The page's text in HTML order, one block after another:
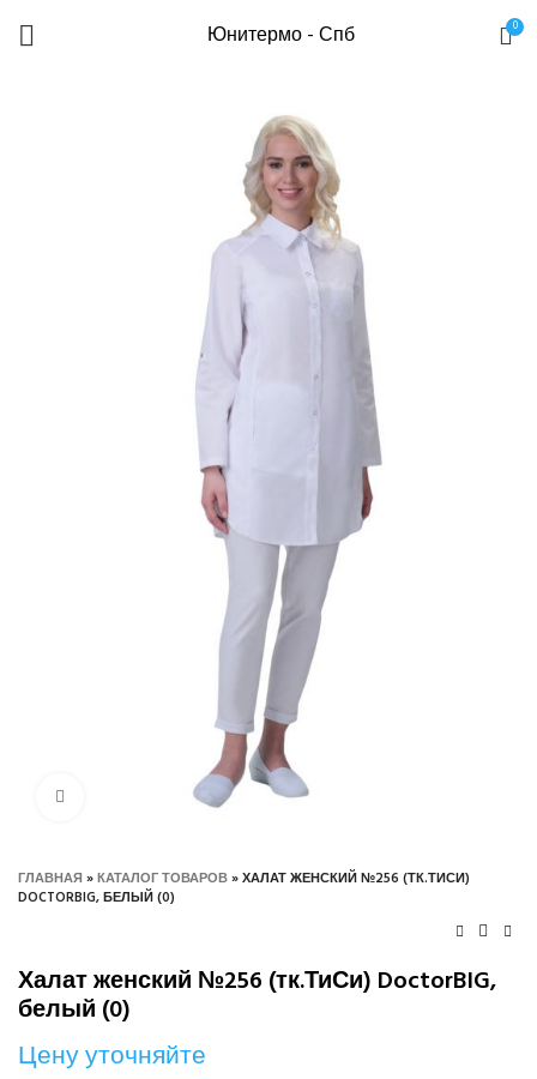
Юнитермо - Спб 0
Нажмите, чтобы увеличить
ГЛАВНАЯ»КАТАЛОГ ТОВАРОВ»ХАЛАТ ЖЕНСКИЙ №256 (ТК.ТИСИ)
DOCTORBIG, БЕЛЫЙ (0)
Халат женский №256 (тк.ТиСи) DoctorBIG,
белый (0)
Цену уточняйте